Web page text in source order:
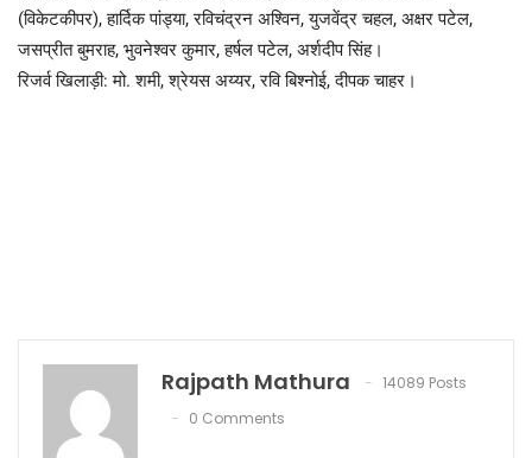
(विकेटकीपर), हार्दिक पांड्या, रविचंद्रन अश्विन, युजवेंद्र चहल, अक्षर पटेल,
जसप्रीत बुमराह, भुवनेश्वर कुमार, हर्षल पटेल, अर्शदीप सिंह।
रिजर्व खिलाड़ी: मो. शमी, श्रेयस अय्यर, रवि बिश्नोई, दीपक चाहर।
Rajpath Mathura
14089 Posts
0 Comments